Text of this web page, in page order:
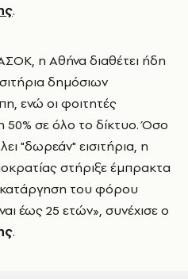
.
η Αθήνα διαθέτει ήδη
δημόσιων
ενώ οι φοιτητές
50% σε όλο το δίκτυο. Όσο
"δωρεάν" εισιτήρια, η
στήριξε έμπρακτα
του φόρου
έως 25 ετών», συνέχισε ο
.